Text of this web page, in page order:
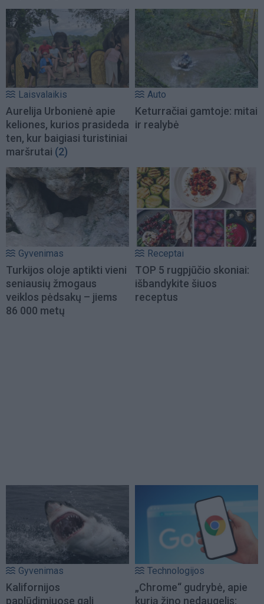
Laisvalaikis
Aurelija Urbonienė apie
keliones, kurios prasideda
ten, kur baigiasi turistiniai
maršrutai (2)
Auto
Keturračiai gamtoje: mitai
ir realybė
Gyvenimas
Turkijos oloje aptikti vieni
seniausių žmogaus
veiklos pėdsakų – jiems
86 000 metų
Receptai
TOP 5 rugpjūčio skoniai:
išbandykite šiuos
receptus
Gyvenimas
Kalifornijos
paplūdimiuose gali
Technologijos
„Chrome“ gudrybė, apie
kurią žino nedaugelis: